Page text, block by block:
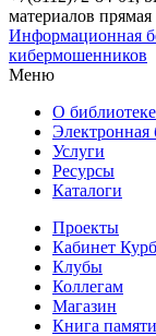
материалов прямая
Информационная
кибермошенников
Меню
О библиотеке
Электронная
Услуги
Ресурсы
Каталоги
Проекты
Кабинет
Клубы
Коллегам
Магазин
Книга памяти